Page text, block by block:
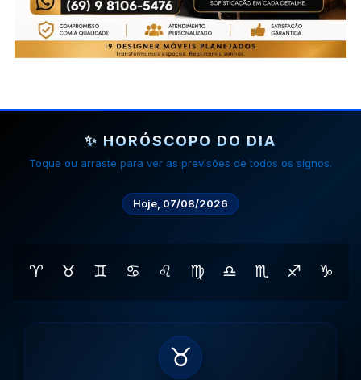
✨ HORÓSCOPO DO DIA
Toque ou arraste para ver as previsões de todos os signos.
Hoje, 07/08/2026
♈ ♉ ♊ ♋ ♌ ♍ ♎ ♏ ♐ ♑
♊